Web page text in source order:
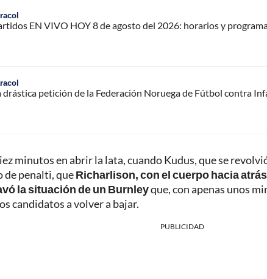
EN VIVO HOY 8 de agosto del 2026: horarios y
drástica petición de la Federación Noruega de Fútbol contra
minutos en abrir la lata, cuando Kudus, que se
de penalti, queRicharlison, con el cuerpo hacia
la situación de un Burnleyque, con apenas unos
candidatos a volver a bajar.
PUBLICIDAD